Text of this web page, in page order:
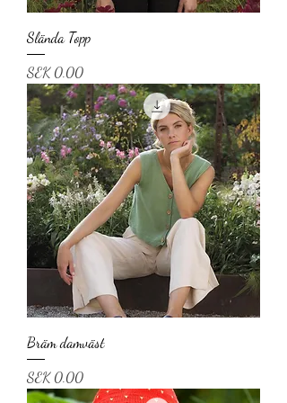
Slända Topp
Price
SEK 0.00
Bräm damväst
Price
SEK 0.00